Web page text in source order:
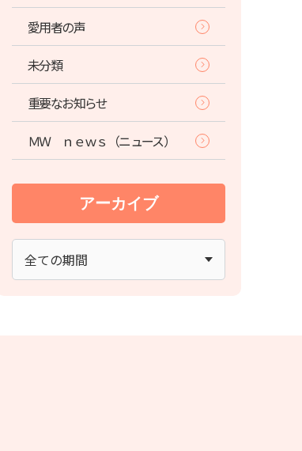
愛用者の声
未分類
重要なお知らせ
ＭＷ ｎｅｗｓ（ニュース）
アーカイブ